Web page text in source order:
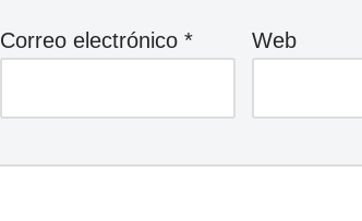
Correo electrónico* Web